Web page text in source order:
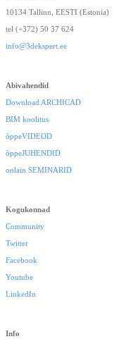
10134 Tallinn, EESTI (Estonia)
tel (+372) 50 37 624
info@3dekspert.ee
Abivahendid
Download ARCHICAD
BIM koolitus
õppeVIDEOD
õppeJUHENDID
onlain SEMINARID
Kogukonnad
Community
Twitter
Facebook
Youtube
LinkedIn
Info